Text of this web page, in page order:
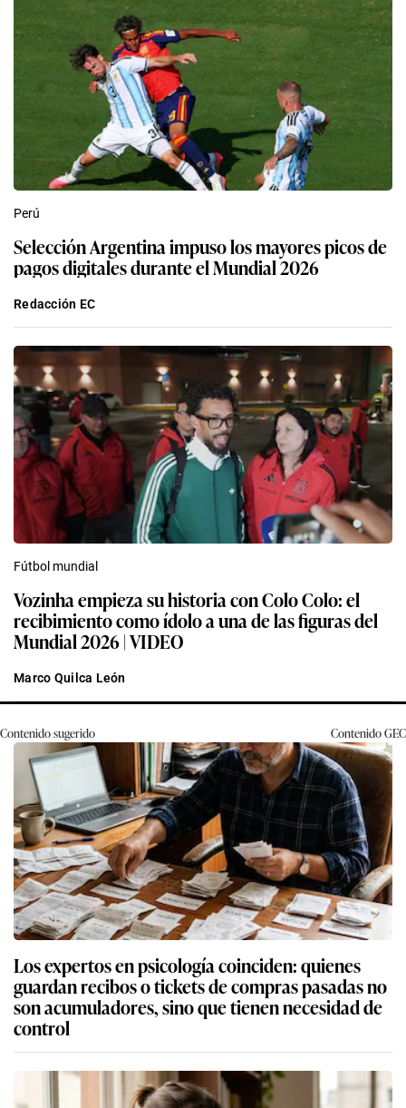
Perú
Selección Argentina impuso los mayores picos de
pagos digitales durante el Mundial 2026
Redacción EC
Fútbol mundial
Vozinha empieza su historia con Colo Colo: el
recibimiento como ídolo a una de las figuras del
Mundial 2026 | VIDEO
Marco Quilca León
Contenido sugerido ContenidoGEC
Los expertos en psicología coinciden: quienes
guardan recibos o tickets de compras pasadas no
son acumuladores, sino que tienen necesidad de
control